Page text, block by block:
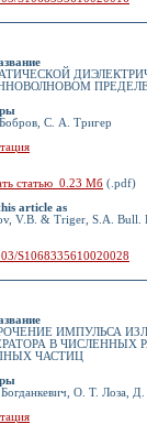
С. А. Тригер
статью 0.23 Мб (.pdf)
article as
V.B. & Triger, S.A. Bull.
S1068335610020028
ИМПУЛЬСА
В
ЧАСТИЦ
О. Т. Лоза,